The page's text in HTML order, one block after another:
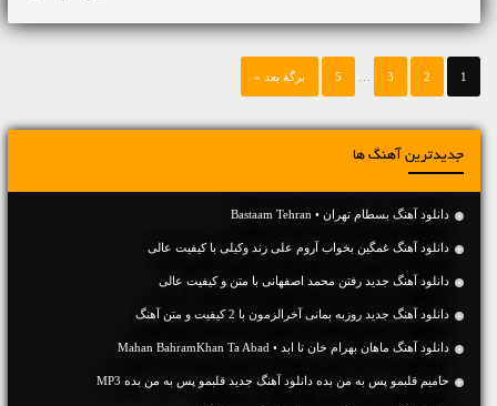
1
2
3
5 برگهٔ بعد »
جدیدترین آهنگ ها
دانلود آهنگ بسطام تهران • Bastaam Tehran
دانلود آهنگ غمگین بخواب آروم علی زند وکیلی با کیفیت عالی
دانلود آهنگ جديد رفتن محمد اصفهانی با متن و کیفیت عالی
دانلود آهنگ جديد روزبه بمانی آخرالزمون با 2 کیفیت و متن آهنگ
دانلود آهنگ ماهان بهرام خان تا ابد • Mahan BahramKhan Ta Abad
حامیم قلبمو پس به من بده دانلود آهنگ جدید قلبمو پس به من بده MP3